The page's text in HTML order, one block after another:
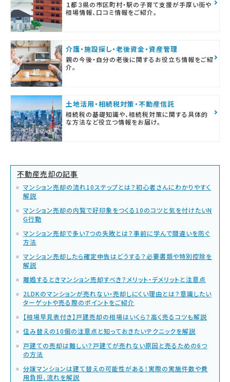
１都３県の市区町村・駅の子育て支援が手厚い街や
相場情報、口コミ情報をご紹介。
介護・施設探し・老後資金・資産管理
親の今後・自分の老後に関するお役立ち情報をご紹
介。
土地活用・相続税対策・不動産信託
相続税の基礎知識や、相続税対策に関する具体的
な方法など役立つ情報をお届け。
不動産売却の記事
マンション売却の流れ10ステップとは？初心者さんにわかりやすく
解説
マンション売却の内覧で好印象をつくる10のコツと気を付けたいN
G行動
マンション売却で多い7つの失敗とは？事前に学んで間違いを防ぐ
方法
マンション売却したら確定申告はどうする？必要書類や特別控除を
解説
離婚するときマンション売却すべき？メリット・デメリットと注意点
2LDKのマンションが売れない・売却しにくい理由とは？意識したい
ターゲットや売る際のポイントをご紹介
【相場早見表付き】戸建売却の相場はいくら？高く売るコツも解説
住み替えの10個の注意点と知っておきたいテクニックを解説
戸建ての売却は難しい？戸建てが売れない原因と売るための6つ
の方法
分譲マンションは建て替えの可能性がある！実際の実施件数や費
用負担、流れを解説